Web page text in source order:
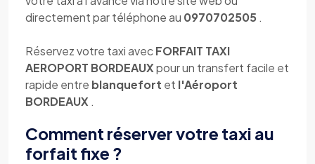
directement par téléphone au 0970702505 .
Réservez votre taxi avecFORFAIT TAXI
AEROPORT BORDEAUXpour un transfert facile et
rapide entre blanquefort et l'Aéroport
BORDEAUX .
Comment réserver votre taxi au
forfait fixe ?